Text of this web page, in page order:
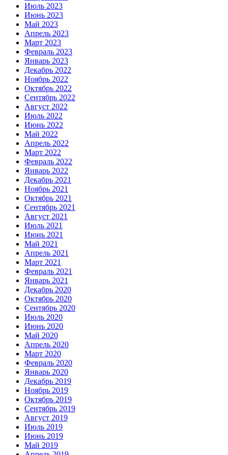
Июль 2023
Июнь 2023
Май 2023
Апрель 2023
Март 2023
Февраль 2023
Январь 2023
Декабрь 2022
Ноябрь 2022
Октябрь 2022
Сентябрь 2022
Август 2022
Июль 2022
Июнь 2022
Май 2022
Апрель 2022
Март 2022
Февраль 2022
Январь 2022
Декабрь 2021
Ноябрь 2021
Октябрь 2021
Сентябрь 2021
Август 2021
Июль 2021
Июнь 2021
Май 2021
Апрель 2021
Март 2021
Февраль 2021
Январь 2021
Декабрь 2020
Октябрь 2020
Сентябрь 2020
Июль 2020
Июнь 2020
Май 2020
Апрель 2020
Март 2020
Февраль 2020
Январь 2020
Декабрь 2019
Ноябрь 2019
Октябрь 2019
Сентябрь 2019
Август 2019
Июль 2019
Июнь 2019
Май 2019